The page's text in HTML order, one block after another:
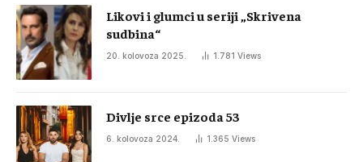
Likovi i glumci u seriji „Skrivena
sudbina“
20. kolovoza 2025. 1.781 Views
Divlje srce epizoda 53
6. kolovoza 2024. 1.365 Views